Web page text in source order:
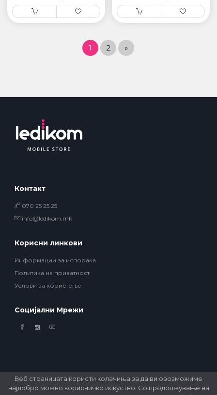
1 2 »
Веб страницата користи колачиња за да ви овозможиме
најдобро можно корисничко искуство. Со продолжување на
Контакт
070 25 25 25
info@ledikom.mk
Корисни линкови
Информации за испорака
Политика на приватност
Услови за користење
Социјални Мрежи
© 2026 Ledikom Mobile Store. All Rights Reserved. Developed byGSM Media